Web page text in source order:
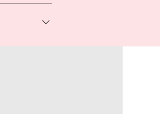
apabila
transaksi